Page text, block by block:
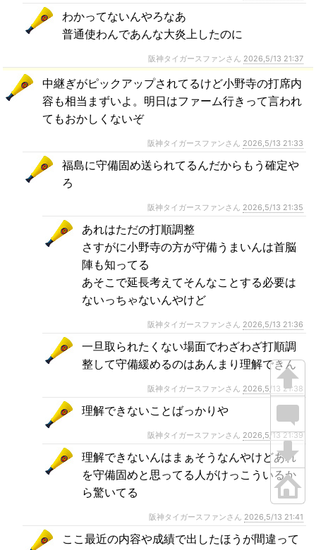
わかってないんやろなあ
普通使わんであんな大炎上したのに
阪神タイガースファンさん 2026,5/13 21:37
中継ぎがピックアップされてるけど小野寺の打席内
容も相当まずいよ。明日はファーム行きって言われ
てもおかしくないぞ
阪神タイガースファンさん 2026,5/13 21:33
福島に守備固め送られてるんだからもう確定や
ろ
阪神タイガースファンさん 2026,5/13 21:35
あれはただの打順調整
さすがに小野寺の方が守備うまいんは首脳
陣も知ってる
あそこで延長考えてそんなことする必要は
ないっちゃないんやけど
阪神タイガースファンさん 2026,5/13 21:36
一旦取られたくない場面でわざわざ打順調
整して守備緩めるのはあんまり理解できん
阪神タイガースファンさん 2026,5/13 21:38
理解できないことばっかりや
阪神タイガースファンさん 2026,5/13 21:39
理解できないんはまぁそうなんやけどあれ
を守備固めと思ってる人がけっこういるか
ら驚いてる
阪神タイガースファンさん 2026,5/13 21:41
ここ最近の内容や成績で出したほうが間違って